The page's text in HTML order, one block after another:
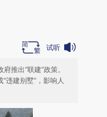
试听
推出“联建”政策。
违建别墅”，影响人